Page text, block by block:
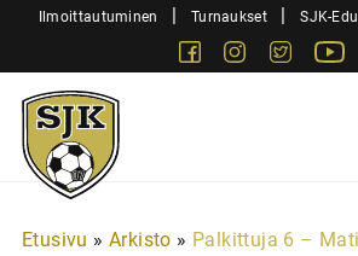
SiirryIlmoittautuminen | Turnaukset | SJK-
FacebookInstagram
Twitter
Sjk-
Juniorit
Etusivu » Arkisto » Palkittuja 6 –